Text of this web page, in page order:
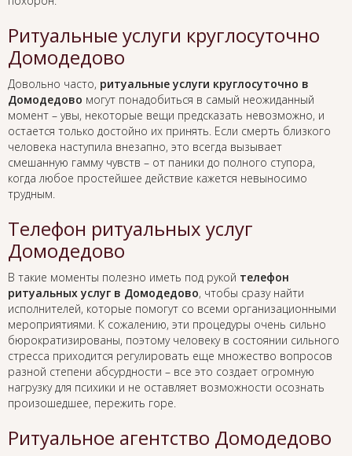
Ритуальные услуги круглосуточно
Домодедово
Довольно часто, ритуальные услуги круглосуточно в
Домодедово могут понадобиться в самый неожиданный
момент – увы, некоторые вещи предсказать невозможно, и
остается только достойно их принять. Если смерть близкого
человека наступила внезапно, это всегда вызывает
смешанную гамму чувств – от паники до полного ступора,
когда любое простейшее действие кажется невыносимо
трудным.
Телефон ритуальных услуг
Домодедово
В такие моменты полезно иметь под рукой телефон
ритуальных услуг в Домодедово, чтобы сразу найти
исполнителей, которые помогут со всеми организационными
мероприятиями. К сожалению, эти процедуры очень сильно
бюрократизированы, поэтому человеку в состоянии сильного
стресса приходится регулировать еще множество вопросов
разной степени абсурдности – все это создает огромную
нагрузку для психики и не оставляет возможности осознать
произошедшее, пережить горе.
Ритуальное агентство Домодедово